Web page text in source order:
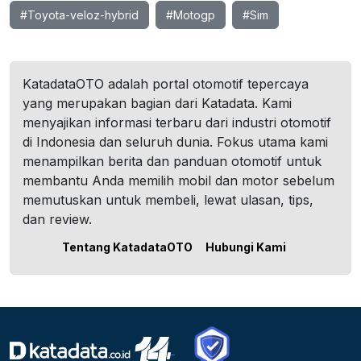
#Toyota-veloz-hybrid #Motogp #Sim
KatadataOTO adalah portal otomotif tepercaya
yang merupakan bagian dari Katadata. Kami
menyajikan informasi terbaru dari industri otomotif
di Indonesia dan seluruh dunia. Fokus utama kami
menampilkan berita dan panduan otomotif untuk
membantu Anda memilih mobil dan motor sebelum
memutuskan untuk membeli, lewat ulasan, tips,
dan review.
Tentang KatadataOTO Hubungi Kami